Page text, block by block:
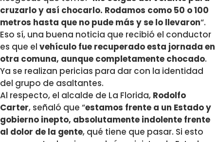
cruzarlo y así chocarlo. Rodamos como 50 o 100
metros hasta que no pude más y se lo llevaron“.
Eso sí, una buena noticia que recibió el conductor
es que el vehículo fue recuperado esta jornada en
otra comuna, aunque completamente chocado.
Ya se realizan pericias para dar con la identidad
del grupo de asaltantes.
Al respecto, el alcalde de La Florida, Rodolfo
Carter, señaló que “estamos frente a un Estado y
gobierno inepto, absolutamente indolente frente
al dolor de la gente, qué tiene que pasar. Si esto